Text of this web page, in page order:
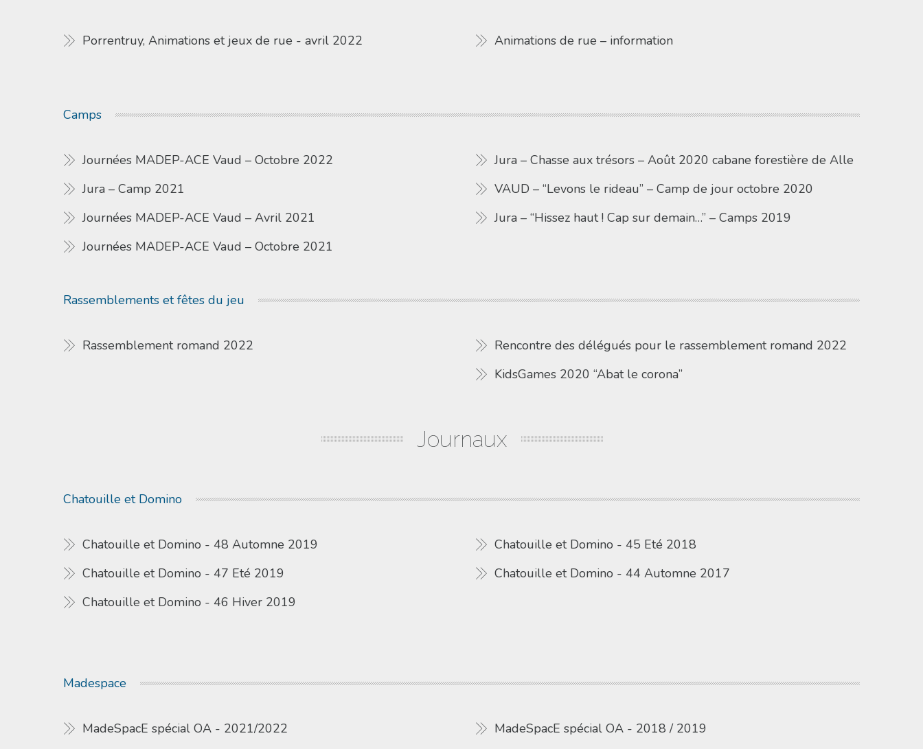
Porrentruy, Animations et jeux de rue - avril 2022 Animations de rue – information
Camps
Journées MADEP-ACE Vaud – Octobre 2022
Jura – Camp 2021
Journées MADEP-ACE Vaud – Avril 2021
Journées MADEP-ACE Vaud – Octobre 2021
Jura – Chasse aux trésors – Août 2020 cabane forestière de Alle
VAUD – “Levons le rideau” – Camp de jour octobre 2020
Jura – “Hissez haut ! Cap sur demain…” – Camps 2019
Rassemblements et fêtes du jeu
Rassemblement romand 2022
Rencontre des délégués pour le rassemblement romand 2022
KidsGames 2020 “Abat le corona”
Journaux
Chatouille et Domino
Chatouille et Domino - 48 Automne 2019
Chatouille et Domino - 47 Eté 2019
Chatouille et Domino - 46 Hiver 2019
Chatouille et Domino - 45 Eté 2018
Chatouille et Domino - 44 Automne 2017
Madespace
MadeSpacE spécial OA - 2021/2022 MadeSpacE spécial OA - 2018 / 2019